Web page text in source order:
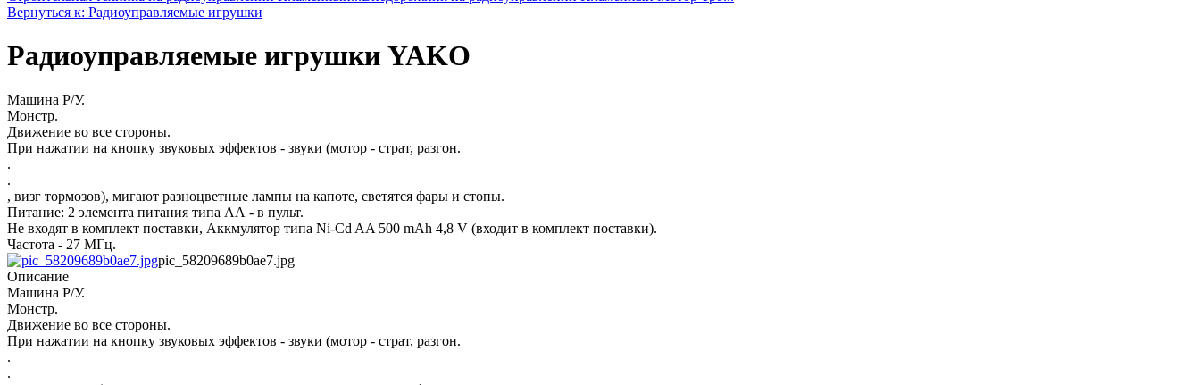
Вернуться к: Радиоуправляемые игрушки
Радиоуправляемые игрушки YAKO
Машина Р/У.
Монстр.
Движение во все стороны.
При нажатии на кнопку звуковых эффектов - звуки (мотор - страт, разгон.
.
.
, визг тормозов), мигают разноцветные лампы на капоте, светятся фары и стопы.
Питание: 2 элемента питания типа АА - в пульт.
Не входят в комплект поставки, Аккмулятор типа Ni-Cd AA 500 mAh 4,8 V (входит в комплект поставки).
Частота - 27 МГц.
pic_58209689b0ae7.jpg
Описание
Машина Р/У.
Монстр.
Движение во все стороны.
При нажатии на кнопку звуковых эффектов - звуки (мотор - страт, разгон.
.
.